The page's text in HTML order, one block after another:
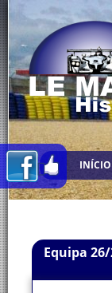
INÍCIO
Equipa